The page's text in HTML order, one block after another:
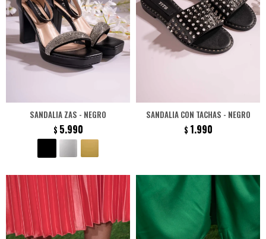
SANDALIA ZAS - NEGRO
$ 5.990
SANDALIA CON TACHAS - NEGRO
$ 1.990